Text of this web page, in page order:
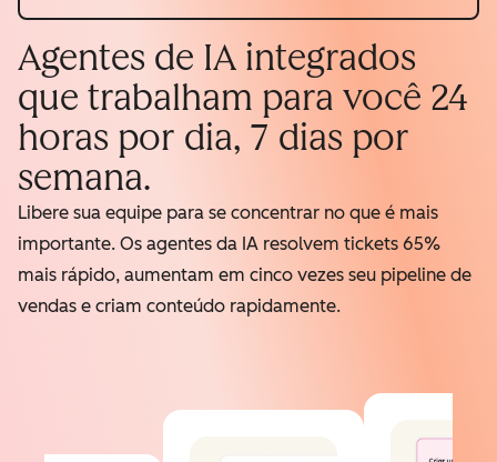
Agentes de IA integrados
que trabalham para você 24
horas por dia, 7 dias por
semana.
Libere sua equipe para se concentrar no que é mais
importante. Os agentes da IA resolvem tickets 65%
mais rápido, aumentam em cinco vezes seu pipeline de
vendas e criam conteúdo rapidamente.